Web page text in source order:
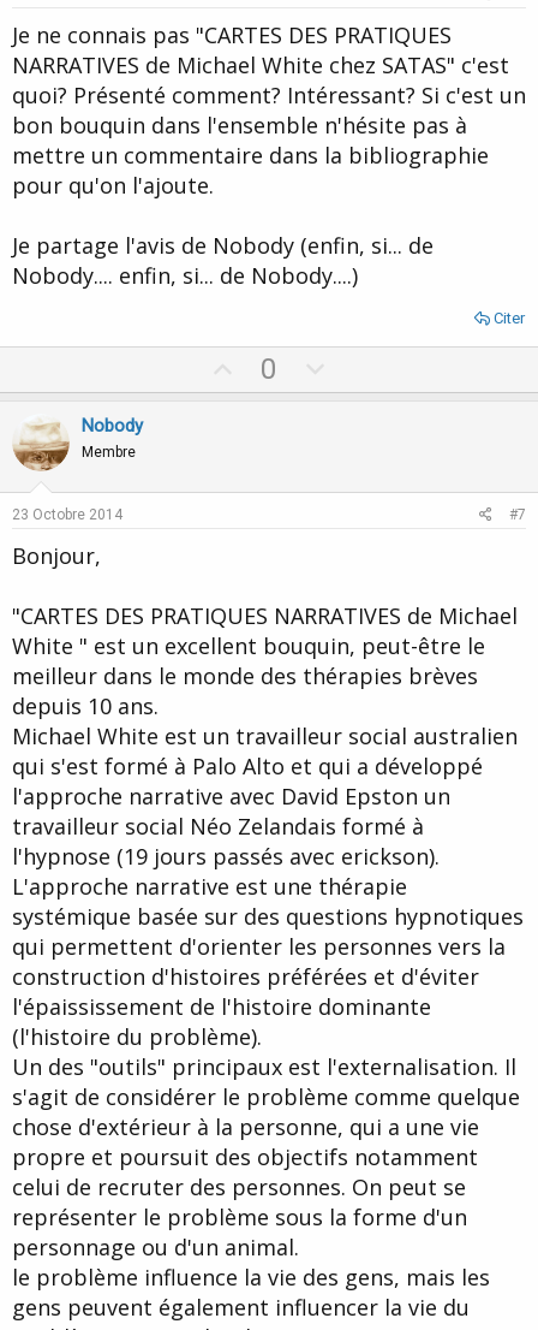
t
e
Je ne connais pas "CARTES DES PRATIQUES
NARRATIVES de Michael White chez SATAS" c'est
quoi? Présenté comment? Intéressant? Si c'est un
bon bouquin dans l'ensemble n'hésite pas à
mettre un commentaire dans la bibliographie
pour qu'on l'ajoute.
Je partage l'avis de Nobody (enfin, si... de
Nobody.... enfin, si... de Nobody....)
Citer
p
t
0
o
v
Nobody
Membre
23 Octobre 2014 #7
Bonjour,
"CARTES DES PRATIQUES NARRATIVES de Michael
White " est un excellent bouquin, peut-être le
meilleur dans le monde des thérapies brèves
depuis 10 ans.
Michael White est un travailleur social australien
qui s'est formé à Palo Alto et qui a développé
l'approche narrative avec David Epston un
travailleur social Néo Zelandais formé à
l'hypnose (19 jours passés avec erickson).
L'approche narrative est une thérapie
systémique basée sur des questions hypnotiques
qui permettent d'orienter les personnes vers la
construction d'histoires préférées et d'éviter
l'épaississement de l'histoire dominante
(l'histoire du problème).
Un des "outils" principaux est l'externalisation. Il
s'agit de considérer le problème comme quelque
chose d'extérieur à la personne, qui a une vie
propre et poursuit des objectifs notamment
celui de recruter des personnes. On peut se
représenter le problème sous la forme d'un
personnage ou d'un animal.
le problème influence la vie des gens, mais les
gens peuvent également influencer la vie du